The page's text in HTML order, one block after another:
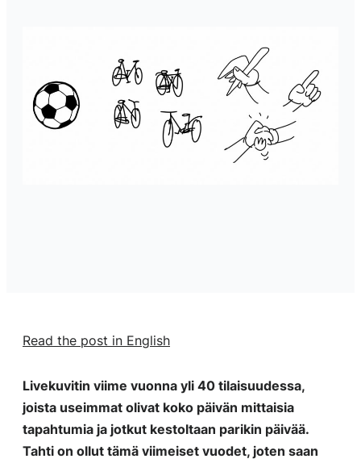
Read the post in English
Livekuvitin viime vuonna yli 40 tilaisuudessa,
joista useimmat olivat koko päivän mittaisia
tapahtumia ja jotkut kestoltaan parikin päivää.
Tahti on ollut tämä viimeiset vuodet, joten saan